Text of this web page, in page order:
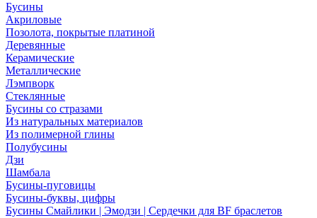
Бусины
Акриловые
Позолота, покрытые платиной
Деревянные
Керамические
Металлические
Лэмпворк
Стеклянные
Бусины со стразами
Из натуральных материалов
Из полимерной глины
Полубусины
Дзи
Шамбала
Бусины-пуговицы
Бусины-буквы, цифры
Бусины Смайлики | Эмодзи | Сердечки для BF браслетов